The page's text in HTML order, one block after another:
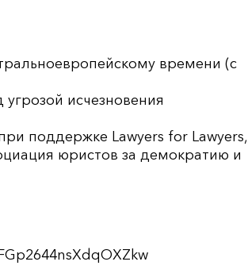
времени (с
исчезновения
поддержке Lawyers for Lawyers,
юристов за демократию и